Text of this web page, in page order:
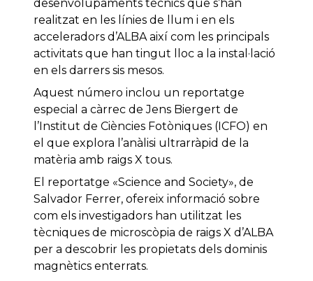
desenvolupaments tècnics que s’han
realitzat en les línies de llum i en els
acceleradors d’ALBA així com les principals
activitats que han tingut lloc a la instal·lació
en els darrers sis mesos.
Aquest número inclou un reportatge
especial a càrrec de Jens Biergert de
l’Institut de Ciències Fotòniques (ICFO) en
el que explora l’anàlisi ultrarràpid de la
matèria amb raigs X tous.
El reportatge «Science and Society», de
Salvador Ferrer, ofereix informació sobre
com els investigadors han utilitzat les
tècniques de microscòpia de raigs X d’ALBA
per a descobrir les propietats dels dominis
magnètics enterrats.